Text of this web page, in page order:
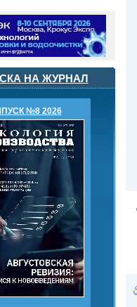
НА ЖУРНАЛ
№8 2026